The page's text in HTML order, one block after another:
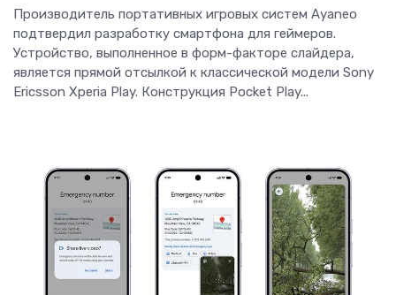
Производитель портативных игровых систем Ayaneo
подтвердил разработку смартфона для геймеров.
Устройство, выполненное в форм-факторе слайдера,
является прямой отсылкой к классической модели Sony
Ericsson Xperia Play. Конструкция Pocket Play...